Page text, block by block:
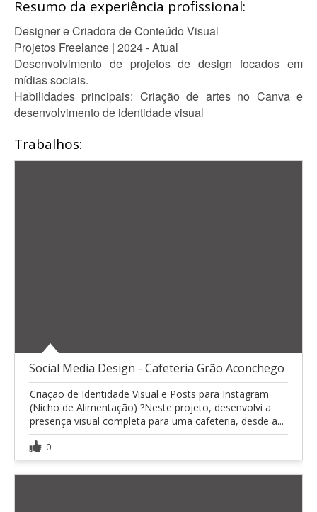
Resumo da experiência profissional:
Designer e Criadora de Conteúdo Visual
Projetos Freelance | 2024 - Atual
Desenvolvimento de projetos de design focados em
mídias sociais.
Habilidades principais: Criação de artes no Canva e
desenvolvimento de identidade visual
Trabalhos:
Social Media Design - Cafeteria Grão Aconchego
Criação de Identidade Visual e Posts para Instagram
(Nicho de Alimentação) ?Neste projeto, desenvolvi a
presença visual completa para uma cafeteria, desde a...
0